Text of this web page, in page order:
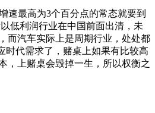
速最高为3个百分点的常态就要到
低利润行业在中国前面出清，未
而汽车实际上是周期行业，处处都
时代需求了，赌桌上如果有比较高
，上赌桌会毁掉一生，所以权衡之